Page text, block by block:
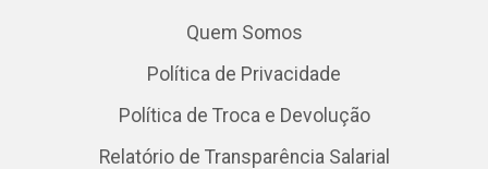
Quem Somos
Política de Privacidade
Política de Troca e Devolução
Relatório de Transparência Salarial